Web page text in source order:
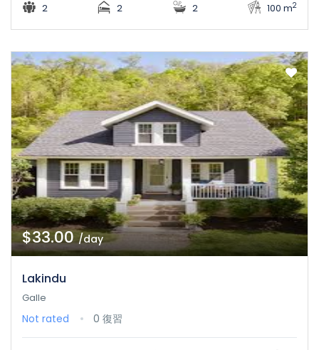
2 2 2 100 m2
$33.00/day
Lakindu
Galle
Not rated 0 復習